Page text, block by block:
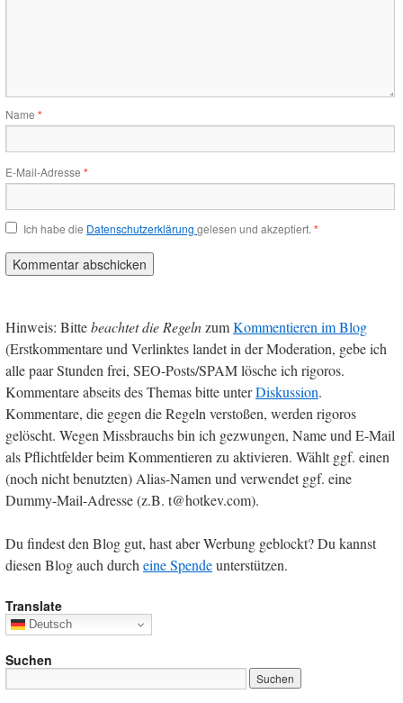
Name *
E-Mail-Adresse *
Ich habe die Datenschutzerklärung gelesen und akzeptiert. *
Hinweis: Bittebeachtet die RegelnzumKommentieren im Blog
(Erstkommentare und Verlinktes landet in der Moderation, gebe ich
alle paar Stunden frei, SEO-Posts/SPAM lösche ich rigoros.
Kommentare abseits des Themas bitte unterDiskussion.
Kommentare, die gegen die Regeln verstoßen, werden rigoros
gelöscht. Wegen Missbrauchs bin ich gezwungen, Name und E-Mail
als Pflichtfelder beim Kommentieren zu aktivieren. Wählt ggf. einen
(noch nicht benutzten) Alias-Namen und verwendet ggf. eine
Dummy-Mail-Adresse (z.B. t@hotkev.com).
Du findest den Blog gut, hast aber Werbung geblockt? Du kannst
diesen Blog auch durch eine Spendeunterstützen.
Translate
Deutsch
Suchen